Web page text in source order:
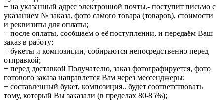
+ на указанный адрес электронной почты,- поступит письмо с
указанием № заказа, фото самого товара (товаров), стоимости
и реквизиты для оплаты;
+ после оплаты, сообщаем о её поступлении, и передаём Ваш
заказ в работу;
+ букеты и композиции, собираются непосредственно перед
отправкой;
+ перед доставкой Получателю, заказ фотографируется, фото
готового заказа направлется Вам через мессенджеры;
+ составленный букет, композиция.. будет соответствовать
тому, который Вы заказали (в пределах 80-85%);